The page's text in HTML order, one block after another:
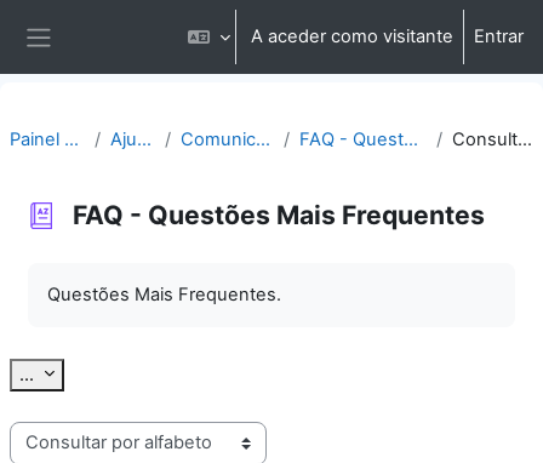
A aceder como visitante Entrar
Painel do utilizador Ajuda | Apoio Comunicação | Questões FAQ - Questões Mais Frequentes Consultar por alfabeto
FAQ - Questões Mais Frequentes
Questões Mais Frequentes.
... Exportar termos
Consulte o glossário usando este índice